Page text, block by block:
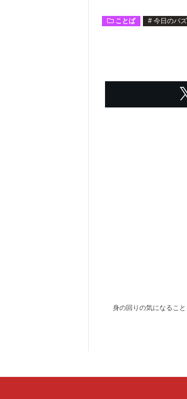
ことば # 今日のパ
身の回りの気になるこ